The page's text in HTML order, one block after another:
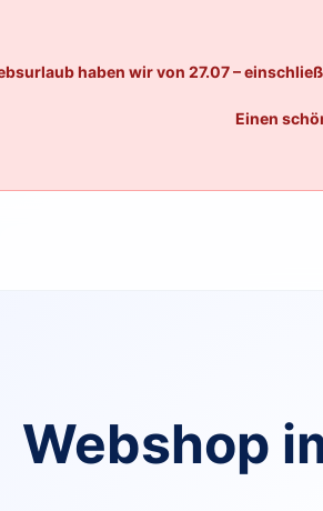
haben wir von 27.07 –
Einen
Webshop